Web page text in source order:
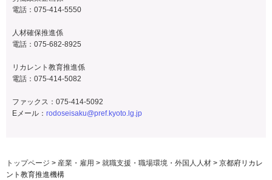
電話： 075-414-5550
人材確保推進係
電話： 075-682-8925
リカレント教育推進係
電話： 075-414-5082
ファックス： 075-414-5092
Eメール： rodoseisaku@pref.kyoto.lg.jp
トップページ > 産業・雇用 > 就職支援・職場環境・外国人人材 > 京都府リカレ
ント教育推進機構